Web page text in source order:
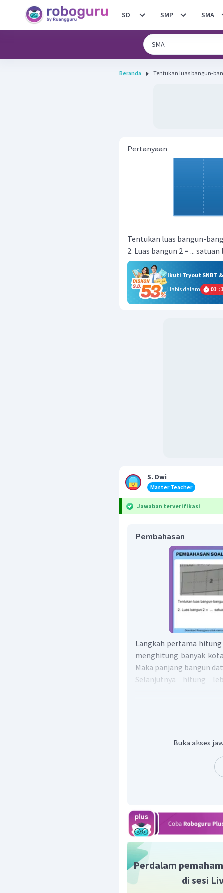
SD SMP SMA
Beranda
Pertanyaan
Tentukan luas bangun-
2. Luas bangun 2 = ... satuan
Ikuti Tryout SNBT
Habis dalam
01 :
S. Dwi
Master Teacher
Jawaban terverifikasi
Pembahasan
Langkah pertama
menghitung banyak
Maka panjang bangun
Selanjutnya hitung
persegi panjang sebagai
Dengan demikian, luas
Buka akses
Perdalam
di sesi